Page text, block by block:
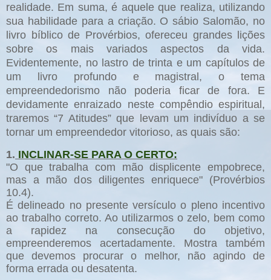
realidade. Em suma, é aquele que realiza, utilizando
sua habilidade para a criação. O sábio Salomão, no
livro bíblico de Provérbios, ofereceu grandes lições
sobre os mais variados aspectos da vida.
Evidentemente, no lastro de trinta e um capítulos de
um livro profundo e magistral, o tema
empreendedorismo não poderia ficar de fora. E
devidamente enraizado neste compêndio espiritual,
traremos “7 Atitudes” que levam um indivíduo a se
tornar um empreendedor vitorioso, as quais são:
1. INCLINAR-SE PARA O CERTO:
"O que trabalha com mão displicente empobrece,
mas a mão dos diligentes enriquece" (Provérbios
10.4).
É delineado no presente versículo o pleno incentivo
ao trabalho correto. Ao utilizarmos o zelo, bem como
a rapidez na consecução do objetivo,
empreenderemos acertadamente. Mostra também
que devemos procurar o melhor, não agindo de
forma errada ou desatenta.